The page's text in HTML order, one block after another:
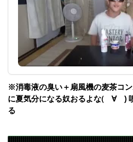
※消毒液の臭い＋扇風機の麦茶コ
に夏気分になる奴おるよな(゚∀゚)
る